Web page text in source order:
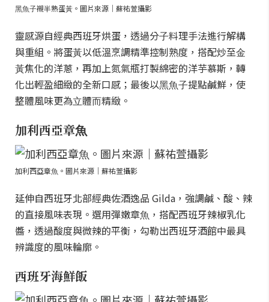
⿊⿂⼦襯半熟蛋⿈。圖片來源｜蘇祐萱攝影
靈感源⾃經典西班牙烘蛋，透過分⼦料理⼿法進⾏解構
與重組。將蛋⿈以低溫烹調精準控制熟度，搭配炒至⾦
⿈焦化的洋蔥，再加上氮氣瓶打製綿密的洋芋慕斯，轉
化出輕盈細緻的全新口感；最後以⿊⿂⼦提點鹹鮮，使
整體風味更為⽴體⽽精緻。
加利西亞章⿂
加利西亞章⿂。圖片來源｜蘇祐萱攝影
延伸⾃西班牙北部經典佐酒逸品 Gilda，強調鹹、酸、辣
的直接風味表現。選⽤彈嫩章⿂，搭配西班牙辣椒乳化
醬，透過酸度與微辣的平衡，勾勒出西班牙酒館中最具
辨識度的風味輪廓。
西班牙海鮮飯